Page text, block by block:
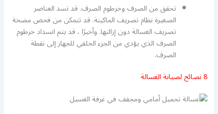
تحقق من الصرف وخرطوم الصرف. قد تسد العناصر
الصغيرة نظام تصريف الماكينة. قد تتمكن من فحص مضخة
تصريف الغسالة دون إزالتها. وأخيرًا ، قد يتم انسداد خرطوم
الصرف الذي يؤدي من الجزء الخلفي للجهاز إلى نقطة
الصرف.
8 نصائح لصيانة الغسالة